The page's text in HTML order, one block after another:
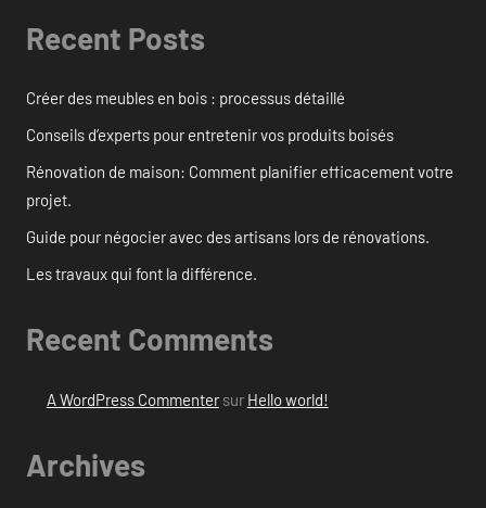
Recent Posts
Créer des meubles en bois : processus détaillé
Conseils d’experts pour entretenir vos produits boisés
Rénovation de maison: Comment planifier efficacement votre
projet.
Guide pour négocier avec des artisans lors de rénovations.
Les travaux qui font la différence.
Recent Comments
A WordPress Commentersur Hello world!
Archives